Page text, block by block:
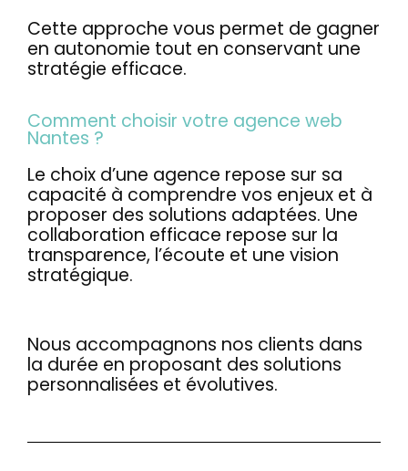
Cette approche vous permet de gagner
en autonomie tout en conservant une
stratégie efficace.
Comment choisir votre agence web
Nantes ?
Le choix d’une agence repose sur sa
capacité à comprendre vos enjeux et à
proposer des solutions adaptées. Une
collaboration efficace repose sur la
transparence, l’écoute et une vision
stratégique.
Nous accompagnons nos clients dans
la durée en proposant des solutions
personnalisées et évolutives.